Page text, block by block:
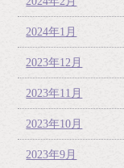
2024年1月
2023年12月
2023年11月
2023年10月
2023年9月